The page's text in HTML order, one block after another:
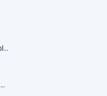
Risoluzione dei problemi
Impostazioni dell’account Publer